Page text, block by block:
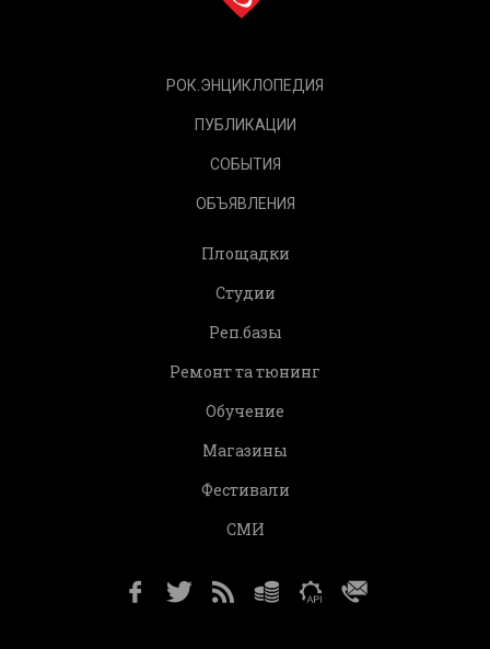
РОК.ЭНЦИКЛОПЕДИЯ
ПУБЛИКАЦИИ
СОБЫТИЯ
ОБЪЯВЛЕНИЯ
Площадки
Студии
Реп.базы
Ремонт та тюнинг
Обучение
Магазины
Фестивали
СМИ